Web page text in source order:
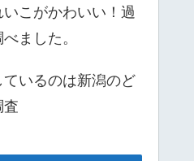
こがかわいい！過
ました。
いるのは新潟のど
査